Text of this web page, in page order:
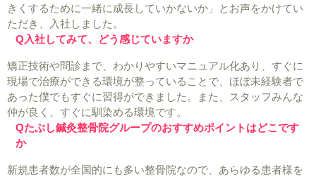
きくするために一緒に成長していかないか」とお声をかけてい
ただき、入社しました。
Q入社してみて、どう感じていますか
矯正技術や問診まで、わかりやすいマニュアル化あり、すぐに
現場で治療ができる環境が整っていることで、ほぼ未経験者で
あった僕でもすぐに習得ができました。また、スタッフみんな
仲が良く、すぐに馴染める環境です。
Qたぶし鍼灸整骨院グループのおすすめポイントはどこです
か
新規患者数が全国的にも多い整骨院なので、あらゆる患者様を